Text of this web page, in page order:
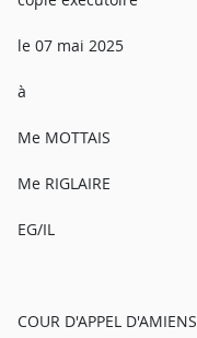
le 07 mai 2025
à
Me MOTTAIS
Me RIGLAIRE
EG/IL
COUR D'APPEL D'AMIENS